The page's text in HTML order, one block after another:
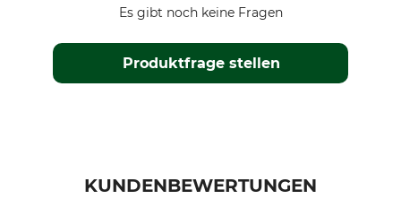
Produktfrage stellen
Es gibt noch keine Fragen
KUNDENBEWERTUNGEN